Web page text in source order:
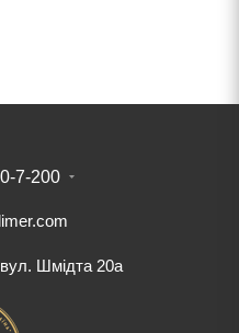
7-200
Шмідта 20а